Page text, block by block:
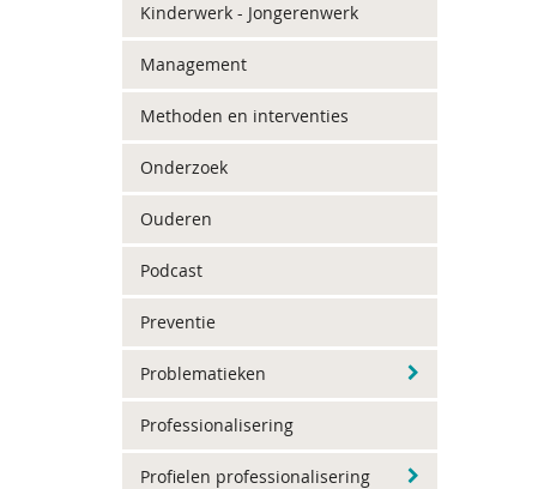
Kinderwerk - Jongerenwerk
Management
Methoden en interventies
Onderzoek
Ouderen
Podcast
Preventie
Problematieken
Professionalisering
Profielen professionalisering